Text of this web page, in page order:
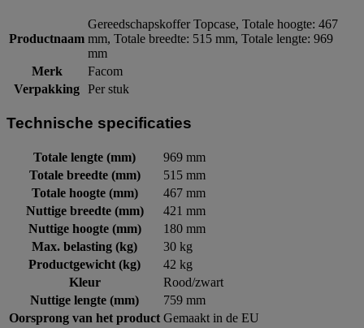
Productnaam
Gereedschapskoffer Topcase, Totale hoogte: 467
mm, Totale breedte: 515 mm, Totale lengte: 969
mm
Merk
Facom
Verpakking Per stuk
Technische specificaties
Totale lengte (mm)
969 mm
Totale breedte (mm)
515 mm
Totale hoogte (mm)
467 mm
Nuttige breedte (mm)
421 mm
Nuttige hoogte (mm)
180 mm
Max. belasting (kg)
30 kg
Productgewicht (kg)
42 kg
Kleur
Rood/zwart
Nuttige lengte (mm)
759 mm
Oorsprong van het product Gemaakt in de EU